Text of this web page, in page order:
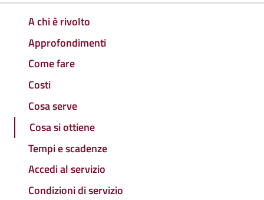
A chi è rivolto
Approfondimenti
Come fare
Costi
Cosa serve
Cosa si ottiene
Tempi e scadenze
Accedi al servizio
Condizioni di servizio